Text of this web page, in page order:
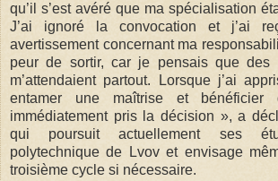
qu’il s’est avéré que ma spécialisation
J’ai ignoré la convocation et j’ai
avertissement concernant ma
peur de sortir, car je pensais que des
m’attendaient partout. Lorsque j’ai
entamer une maîtrise et bénéficier
immédiatement pris la décision », a
qui poursuit actuellement ses
polytechnique de Lvov et envisage
troisième cycle si nécessaire.